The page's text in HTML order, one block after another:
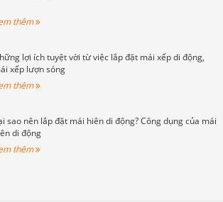
thêm
lợi ích tuyệt vời từ việc lắp đặt mái xếp di động,
xếp lượn sóng
thêm
sao nên lắp đặt mái hiên di động? Công dụng của mái
di động
thêm